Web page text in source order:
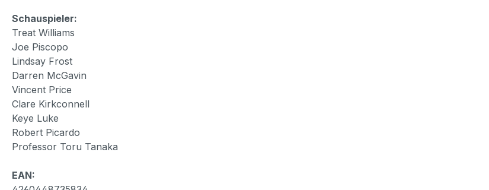
Schauspieler:
Treat Williams
Joe Piscopo
Lindsay Frost
Darren McGavin
Vincent Price
Clare Kirkconnell
Keye Luke
Robert Picardo
Professor Toru Tanaka
EAN: